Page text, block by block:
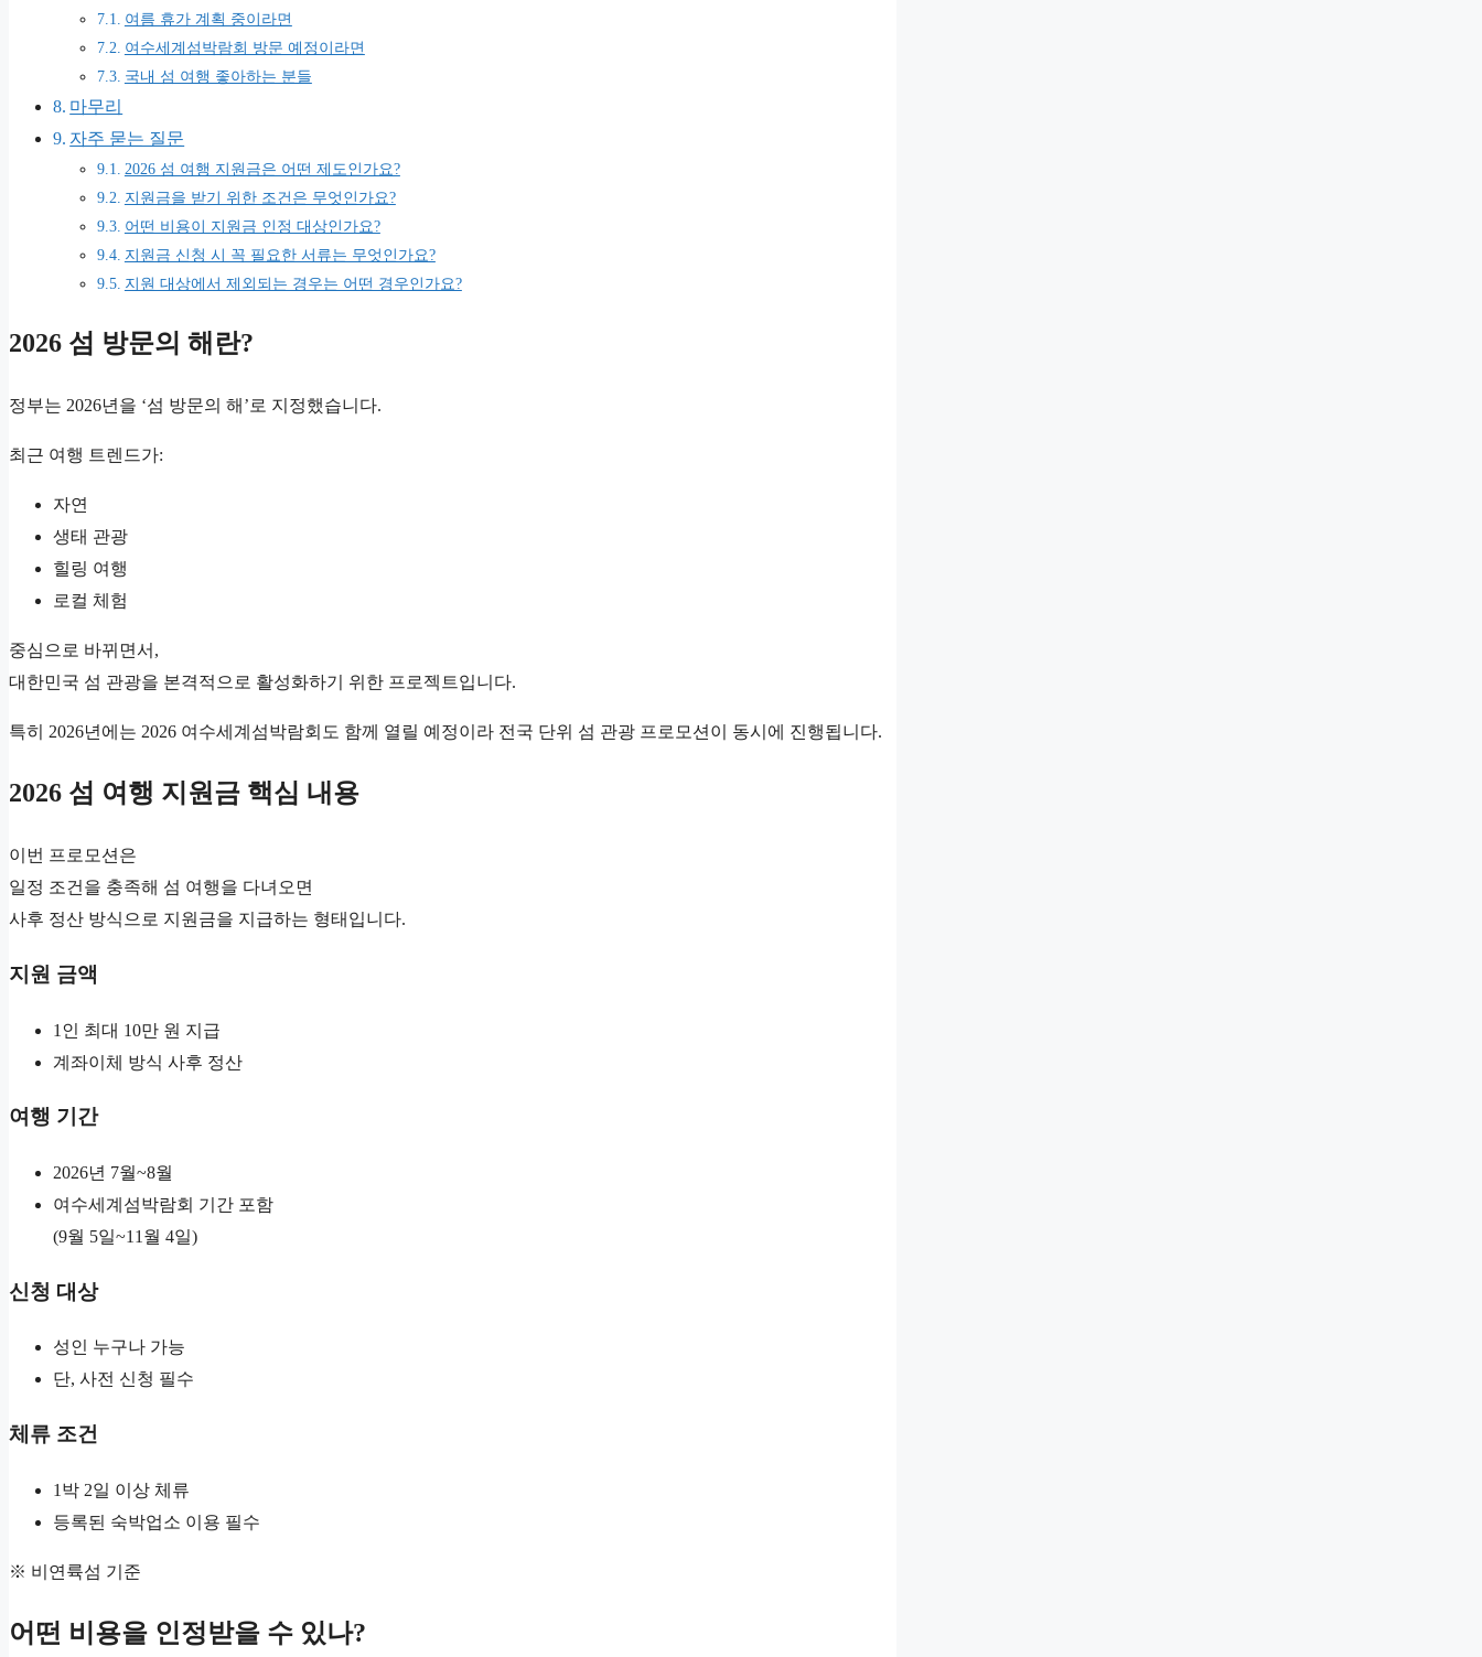
여름 휴가 계획 중이라면
여수세계섬박람회 방문 예정이라면
국내 섬 여행 좋아하는 분들
마무리
자주 묻는 질문
2026 섬 여행 지원금은 어떤 제도인가요?
지원금을 받기 위한 조건은 무엇인가요?
어떤 비용이 지원금 인정 대상인가요?
지원금 신청 시 꼭 필요한 서류는 무엇인가요?
지원 대상에서 제외되는 경우는 어떤 경우인가요?
2026 섬 방문의 해란?
정부는 2026년을 ‘섬 방문의 해’로 지정했습니다.
최근 여행 트렌드가:
자연
생태 관광
힐링 여행
로컬 체험
중심으로 바뀌면서,
대한민국 섬 관광을 본격적으로 활성화하기 위한 프로젝트입니다.
특히 2026년에는 2026 여수세계섬박람회도 함께 열릴 예정이라 전국 단위 섬 관광 프로모션이 동시에 진행됩니다.
2026 섬 여행 지원금 핵심 내용
이번 프로모션은
일정 조건을 충족해 섬 여행을 다녀오면
사후 정산 방식으로 지원금을 지급하는 형태입니다.
지원 금액
1인 최대 10만 원 지급
계좌이체 방식 사후 정산
여행 기간
2026년 7월~8월
여수세계섬박람회 기간 포함
(9월 5일~11월 4일)
신청 대상
성인 누구나 가능
단, 사전 신청 필수
체류 조건
1박 2일 이상 체류
등록된 숙박업소 이용 필수
※ 비연륙섬 기준
어떤 비용을 인정받을 수 있나?